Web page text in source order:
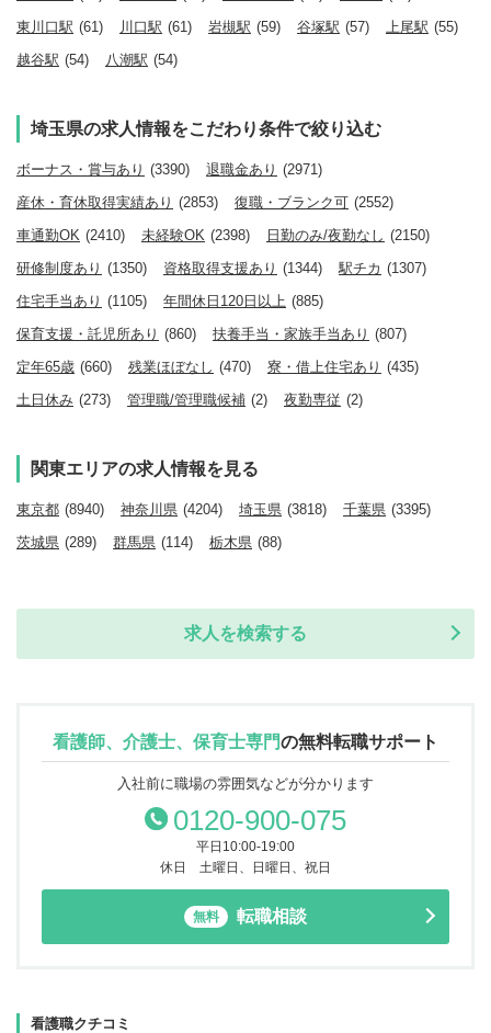
東川口駅 (61) 川口駅 (61) 岩槻駅 (59) 谷塚駅 (57) 上尾駅 (55)
越谷駅 (54) 八潮駅 (54)
埼玉県の求人情報をこだわり条件で絞り込む
ボーナス・賞与あり (3390) 退職金あり (2971)
産休・育休取得実績あり (2853) 復職・ブランク可 (2552)
車通勤OK (2410) 未経験OK (2398) 日勤のみ/夜勤なし (2150)
研修制度あり (1350) 資格取得支援あり (1344) 駅チカ (1307)
住宅手当あり (1105) 年間休日120日以上 (885)
保育支援・託児所あり (860) 扶養手当・家族手当あり (807)
定年65歳 (660) 残業ほぼなし (470) 寮・借上住宅あり (435)
土日休み (273) 管理職/管理職候補 (2) 夜勤専従 (2)
関東エリアの求人情報を見る
東京都 (8940) 神奈川県 (4204) 埼玉県 (3818) 千葉県 (3395)
茨城県 (289) 群馬県 (114) 栃木県 (88)
求人を検索する
看護師、介護士、保育士専門の無料転職サポート
入社前に職場の雰囲気などが分かります
0120-900-075
平日10:00-19:00
休日 土曜日、日曜日、祝日
無料 転職相談
看護職クチコミ